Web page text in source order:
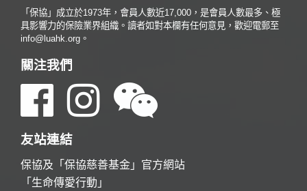
「保協」成立於1973年，會員人數近17,000，是會員人數最多、極
具影響力的保險業界組織。讀者如對本欄有任何意見，歡迎電郵至
info@luahk.org。
關注我們
友站連結
保協及「保協慈善基金」官方網站
「生命傳愛行動」